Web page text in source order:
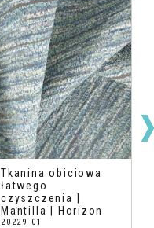
Tkanina obiciowa
łatwego
czyszczenia |
Mantilla | Horizon
20229-01